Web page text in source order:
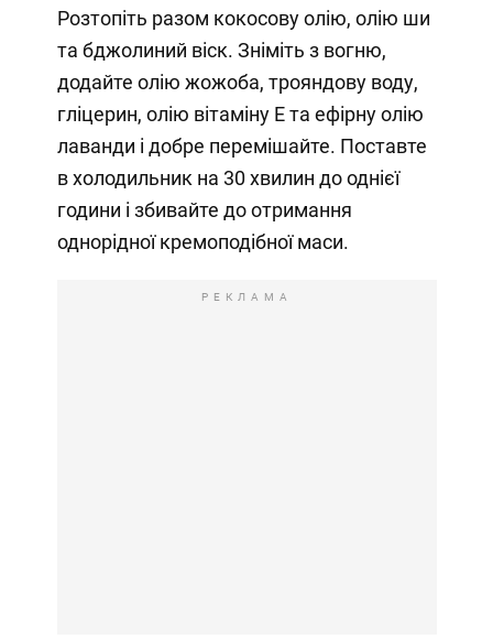
Розтопіть разом кокосову олію, олію ши
та бджолиний віск. Зніміть з вогню,
додайте олію жожоба, трояндову воду,
гліцерин, олію вітаміну Е та ефірну олію
лаванди і добре перемішайте. Поставте
в холодильник на 30 хвилин до однієї
години і збивайте до отримання
однорідної кремоподібної маси.
РЕКЛАМА